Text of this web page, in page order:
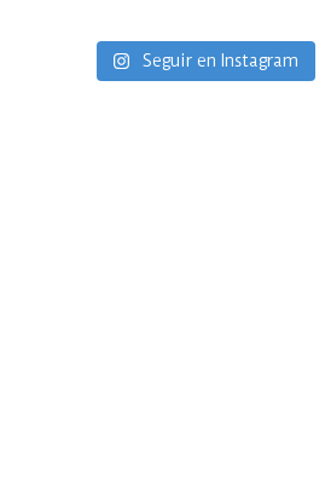
Seguir en Instagram